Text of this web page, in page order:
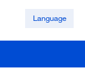
Language